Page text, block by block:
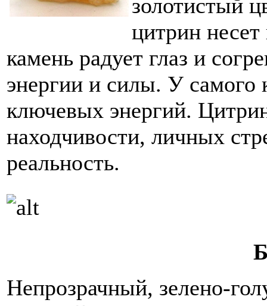
золотистый
цитрин
камень радует глаз и
энергии и силы. У самого
ключевых энергий.
находчивости, личных
реальность.
Непрозрачный, зелено-